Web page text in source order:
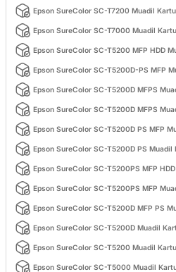
Epson SureColor SC-T7200 Muadil
Epson SureColor SC-T7000 Muadil
Epson SureColor SC-T5200 MFP HDD
Epson SureColor SC-T5200D-PS MFP
Epson SureColor SC-T5200D MFPS
Epson SureColor SC-T5200D MFPS
Epson SureColor SC-T5200D PS MFP
Epson SureColor SC-T5200D PS Muadil
Epson SureColor SC-T5200PS MFP
Epson SureColor SC-T5200PS MFP
Epson SureColor SC-T5200D MFP PS
Epson SureColor SC-T5200D Muadil
Epson SureColor SC-T5200 Muadil
Epson SureColor SC-T5000 Muadil